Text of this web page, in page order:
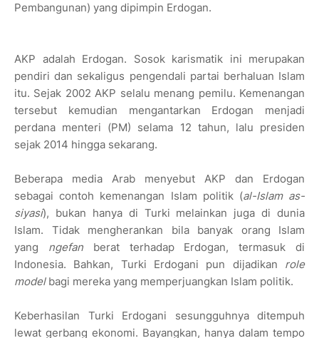
Pembangunan) yang dipimpin Erdogan.
AKP adalah Erdogan. Sosok karismatik ini merupakan
pendiri dan sekaligus pengendali partai berhaluan Islam
itu. Sejak 2002 AKP selalu menang pemilu. Kemenangan
tersebut kemudian mengantarkan Erdogan menjadi
perdana menteri (PM) selama 12 tahun, lalu presiden
sejak 2014 hingga sekarang.
Beberapa media Arab menyebut AKP dan Erdogan
sebagai contoh kemenangan Islam politik (al-Islam as-
siyasi), bukan hanya di Turki melainkan juga di dunia
Islam. Tidak mengherankan bila banyak orang Islam
yang ngefanberat terhadap Erdogan, termasuk di
Indonesia. Bahkan, Turki Erdogani pun dijadikan role
modelbagi mereka yang memperjuangkan Islam politik.
Keberhasilan Turki Erdogani sesungguhnya ditempuh
lewat gerbang ekonomi. Bayangkan, hanya dalam tempo